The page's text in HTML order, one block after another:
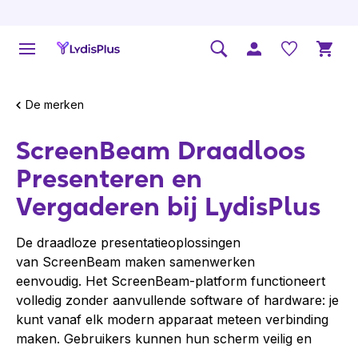
De merken
ScreenBeam Draadloos
Presenteren en
Vergaderen bij LydisPlus
De draadloze presentatieoplossingen
van ScreenBeam maken samenwerken
eenvoudig. Het ScreenBeam-platform functioneert
volledig zonder aanvullende software of hardware: je
kunt vanaf elk modern apparaat meteen verbinding
maken. Gebruikers kunnen hun scherm veilig en